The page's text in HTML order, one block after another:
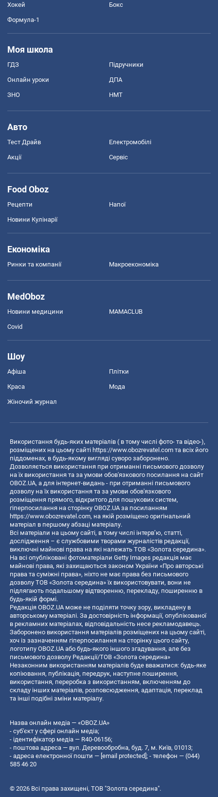
Хокей Бокс
Формула-1
Моя школа
ГДЗ Підручники
Онлайн уроки ДПА
ЗНО НМТ
Авто
Тест Драйв Електромобілі
Акції Сервіс
Food Oboz
Рецепти Напої
Новини Кулінарії
Економіка
Ринки та компанії Макроекономіка
MedOboz
Новини медицини MAMACLUB
Covid
Шоу
Афіша Плітки
Краса Мода
Жіночий журнал
Використання будь-яких матеріалів ( в тому числі фото- та відео-),
розміщених на цьому сайті https://www.obozrevatel.com та всіх його
піддоменах, в будь-якому вигляді суворо заборонено.
Дозволяється використання при отриманні письмового дозволу
на їх використання та за умови обов'язкового посилання на сайт
OBOZ.UA, а для інтернет-видань - при отриманні письмового
дозволу на їх використання та за умови обов'язкового
розміщення прямого, відкритого для пошукових систем,
гіперпосилання на сторінку OBOZ.UA за посиланням
https://www.obozrevatel.com, на якій розміщено оригінальний
матеріал в першому абзаці матеріалу.
Всі матеріали на цьому сайті, в тому числі інтерв’ю, статті,
дослідження – є службовими творами журналістів редакції,
виключні майнові права на які належать ТОВ «Золота середина».
На всі опубліковані фотоматеріали Getty Images редакція має
майнові права, які захищаються законом України «Про авторські
права та суміжні права», ніхто не має права без письмового
дозволу ТОВ «Золота середина» їх використовувати, вони не
підлягають подальшому відтворенню, перекладу, поширенню в
будь-якій формі.
Редакція OBOZ.UA може не поділяти точку зору, викладену в
авторському матеріалі. За достовірність інформації, опублікованої
в рекламних матеріалах, відповідальність несе рекламодавець.
Заборонено використання матеріалів розміщених на цьому сайті,
хоч із зазначенням гіперпосилання на сторінку цього сайту,
логотипу OBOZ.UA або будь-якого іншого згадування, але без
письмового дозволу Редакції/ТОВ «Золота середина»
Незаконним використанням матеріалів буде вважатися: будь-яке
копiювання, публiкацiя, передрук, наступне поширення,
використання, переробка з використанням, включенням до
складу інших матеріалів, розповсюдження, адаптація, переклад
та інші подібні зміни матеріалу.
Назва онлайн медіа — «OBOZ.UA»
- суб'єкт у сфері онлайн медіа;
- ідентифікатор медіа — R40-06156;
- поштова адреса — вул. Деревообробна, буд. 7, м. Київ, 01013;
- адреса електронної пошти — [email protected]; - телефон — (044)
585 46 20
© 2026 Всі права захищені, ТОВ "Золота середина".